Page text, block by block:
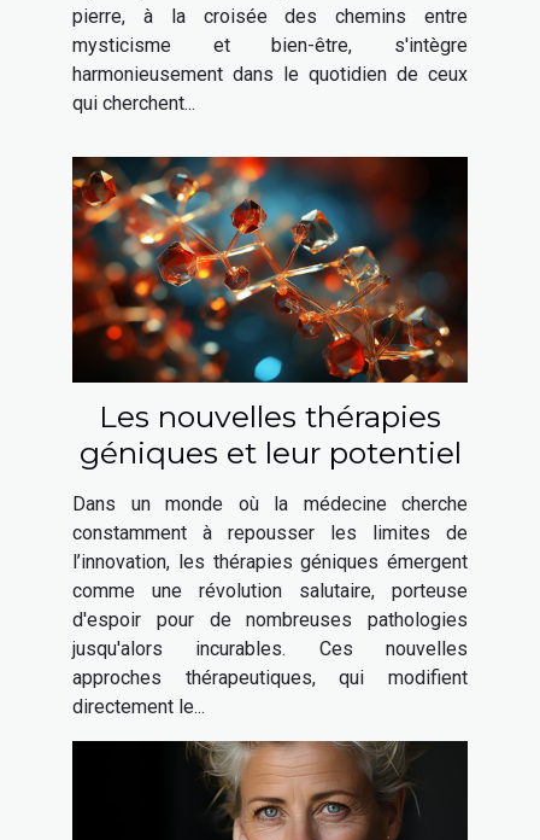
pierre, à la croisée des chemins entre
mysticisme et bien-être, s'intègre
harmonieusement dans le quotidien de ceux
qui cherchent...
Les nouvelles thérapies
géniques et leur potentiel
Dans un monde où la médecine cherche
constamment à repousser les limites de
l’innovation, les thérapies géniques émergent
comme une révolution salutaire, porteuse
d'espoir pour de nombreuses pathologies
jusqu'alors incurables. Ces nouvelles
approches thérapeutiques, qui modifient
directement le...